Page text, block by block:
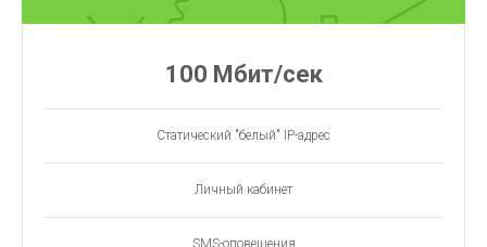
100 Мбит/сек
Статический "белый" IP-адрес
Личный кабинет
SMS-оповещения